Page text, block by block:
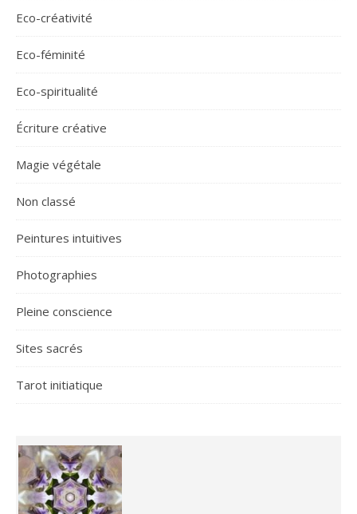
Eco-créativité
Eco-féminité
Eco-spiritualité
Écriture créative
Magie végétale
Non classé
Peintures intuitives
Photographies
Pleine conscience
Sites sacrés
Tarot initiatique